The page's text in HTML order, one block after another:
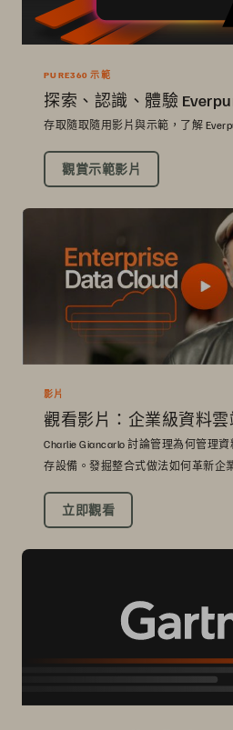
PURE360 示範
探索、認識、體驗
存取隨取隨用影片與示範，了解
觀賞示範影片
影片
觀看影片：企業級資料雲
Charlie Giancarlo 討論管理為何管理
存設備。發掘整合式做法如何革新企
立即觀看